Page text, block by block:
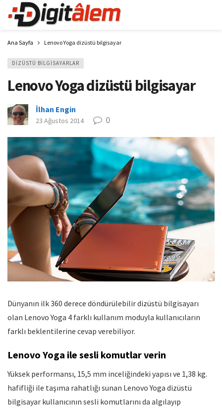
Ana Sayfa Lenovo Yoga dizüstü bilgisayar
DIZÜSTÜ BILGISAYARLAR
Lenovo Yoga dizüstü bilgisayar
İlhan Engin
23 Ağustos 2014 0
Dünyanın ilk 360 derece döndürülebilir dizüstü bilgisayarı
olan Lenovo Yoga 4 farklı kullanım moduyla kullanıcıların
farklı beklentilerine cevap verebiliyor.
Lenovo Yoga ile sesli komutlar verin
Yüksek performansı, 15,5 mm inceliğindeki yapısı ve 1,38 kg.
hafifliği ile taşıma rahatlığı sunan Lenovo Yoga dizüstü
bilgisayar kullanıcının sesli komutlarını da algılayıp